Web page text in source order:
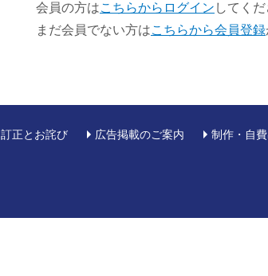
会員の方はこちらからログイン してくだ
まだ会員でない方はこちらから会員登録
訂正とお詫び 広告掲載のご案内 制作・自